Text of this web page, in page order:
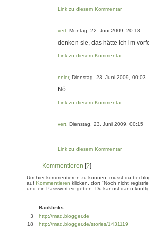
Link zu diesem Kommentar
vert , Montag, 22. Juni 2009, 20:18
denken sie, das hätte ich im
Link zu diesem Kommentar
nnier, Dienstag, 23. Juni 2009, 00:03
Nö.
Link zu diesem Kommentar
vert , Dienstag, 23. Juni 2009, 00:15
.
Link zu diesem Kommentar
Kommentieren [?]
Um hier kommentieren zu können, musst du bei
auf Kommentieren klicken, dort "Noch nicht
und ein Passwort eingeben. Du kannst dann
Backlinks
3
http://mad.blogger.de
18
http://mad.blogger.de/stories/1431119